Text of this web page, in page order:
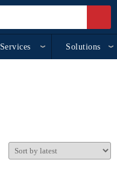
Services Solutions